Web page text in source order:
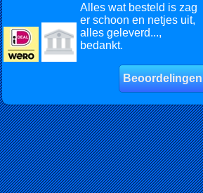
Alles wat besteld is zag
er schoon en netjes uit,
alles geleverd...,
bedankt.
Beoordelingen